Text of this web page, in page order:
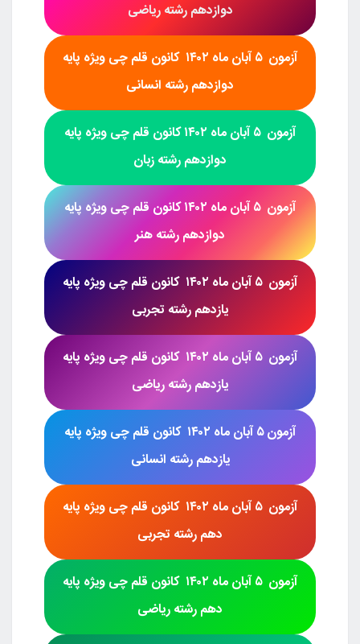
دوازدهم رشته ریاضی
آزمون ۵ آبان ماه ۱۴۰۲ کانون قلم چیویژه پایه
دوازدهم رشته انسانی
آزمون ۵ آبان ماه ۱۴۰ ۲کانون قلم چی
ویژه پایه
دوازدهم رشته زبان
آزمون ۵ آبان ماه ۱۴۰۲ کانون قلم چیویژه پایه
دوازدهم رشتههنر
آزمون ۵ آبان ماه ۱۴۰۲ کانون قلم چیویژه پایه
یازدهم رشته تجربی
آزمون ۵ آبان ماه ۱۴۰۲ کانون قلم چیویژه پایه
یازدهم رشتهریاضی
آزمون۵ آبان ماه ۱۴۰۲ کانون قلم چیویژه پایه
یازدهم رشته انسانی
آزمون ۵ آبان ماه ۱۴۰۲ کانون قلم چیویژه پایه
دهم رشته تجربی
آزمون ۵ آبان ماه ۱۴۰۲ کانون قلم چیویژه پایه
دهم رشتهریاضی